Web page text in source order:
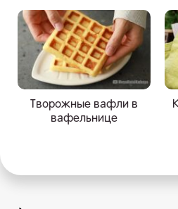
Творожные вафли в
вафельнице